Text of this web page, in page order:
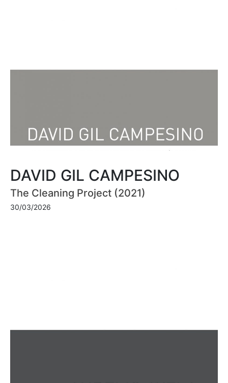
DAVID GIL CAMPESINO
The Cleaning Project (2021)
30/03/2026